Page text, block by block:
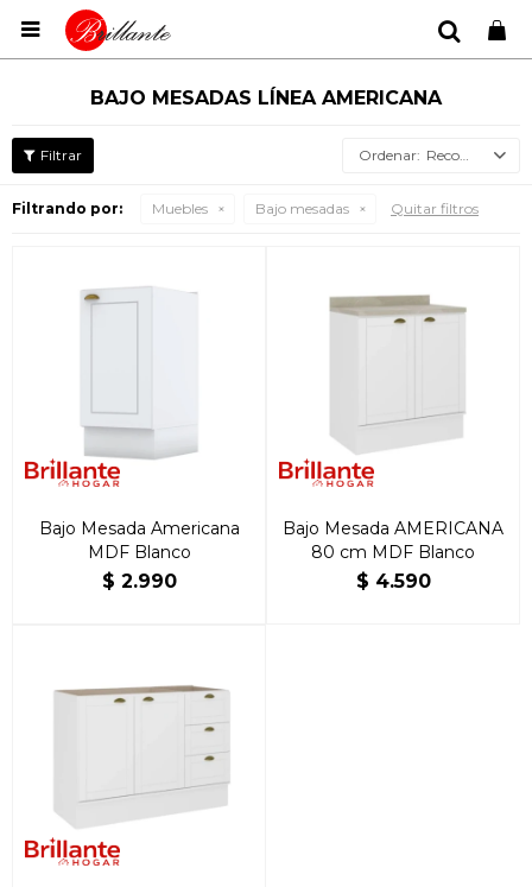

BAJO MESADAS LÍNEA AMERICANA
Recomendados
Filtrando por: Muebles Bajo mesadas Quitar filtros
Bajo Mesada Americana
MDF Blanco
$ 2.990
Bajo Mesada AMERICANA
80 cm MDF Blanco
$ 4.590